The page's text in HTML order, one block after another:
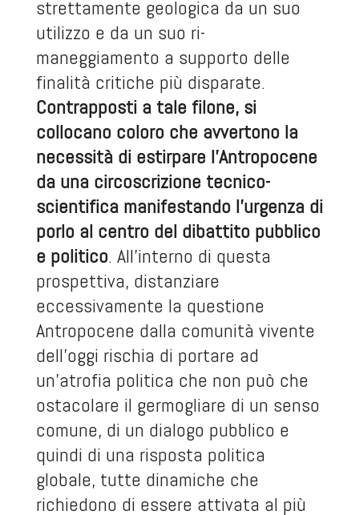
strettamente geologica da un suo
utilizzo e da un suo ri-
maneggiamento a supporto delle
finalità critiche più disparate.
Contrapposti a tale filone, si
collocano coloro che avvertono la
necessità di estirpare l’Antropocene
da una circoscrizione tecnico-
scientifica manifestando l’urgenza di
porlo al centro del dibattito pubblico
e politico. All’interno di questa
prospettiva, distanziare
eccessivamente la questione
Antropocene dalla comunità vivente
dell’oggi rischia di portare ad
un’atrofia politica che non può che
ostacolare il germogliare di un senso
comune, di un dialogo pubblico e
quindi di una risposta politica
globale, tutte dinamiche che
richiedono di essere attivata al più